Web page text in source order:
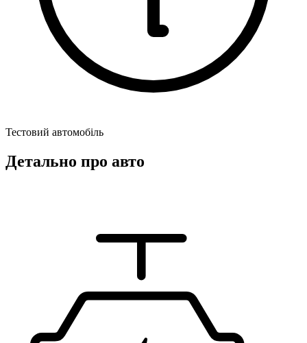
Тестовий автомобіль
Детально про авто